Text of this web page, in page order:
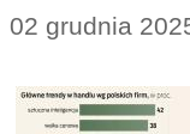
02 grudnia